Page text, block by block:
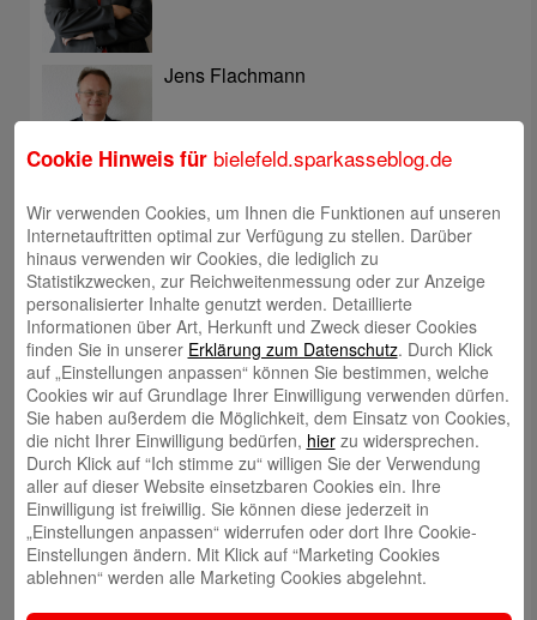
Jens Flachmann
Christoph Kaleschke
Stephan Merkel
Rahel Neufeld
Cookie Hinweis für bielefeld.sparkasseblog.de
Wir verwenden Cookies, um Ihnen die Funktionen auf unseren
Internetauftritten optimal zur Verfügung zu stellen. Darüber
hinaus verwenden wir Cookies, die lediglich zu
Statistikzwecken, zur Reichweitenmessung oder zur Anzeige
personalisierter Inhalte genutzt werden. Detaillierte
Informationen über Art, Herkunft und Zweck dieser Cookies
finden Sie in unserer Erklärung zum Datenschutz. Durch Klick
auf „Einstellungen anpassen“ können Sie bestimmen, welche
Cookies wir auf Grundlage Ihrer Einwilligung verwenden dürfen.
Sie haben außerdem die Möglichkeit, dem Einsatz von Cookies,
die nicht Ihrer Einwilligung bedürfen, hierzu widersprechen.
Durch Klick auf “Ich stimme zu“ willigen Sie der Verwendung
aller auf dieser Website einsetzbaren Cookies ein. Ihre
Einwilligung ist freiwillig. Sie können diese jederzeit in
„Einstellungen anpassen“ widerrufen oder dort Ihre Cookie-
Einstellungen ändern. Mit Klick auf “Marketing Cookies
ablehnen“ werden alle Marketing Cookies abgelehnt.